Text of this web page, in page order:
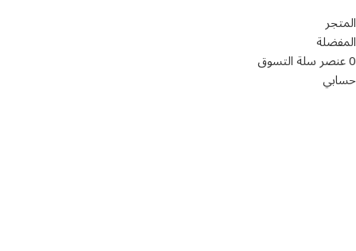
المتجر
المفضلة
0عنصرسلة التسوق
حسابي